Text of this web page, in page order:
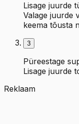
Lisage juurde
Valage juurde
keema tõusta
3
Püreestage
Lisage juurde
Reklaam